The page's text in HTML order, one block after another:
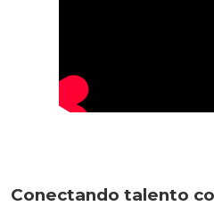
Conectando talento